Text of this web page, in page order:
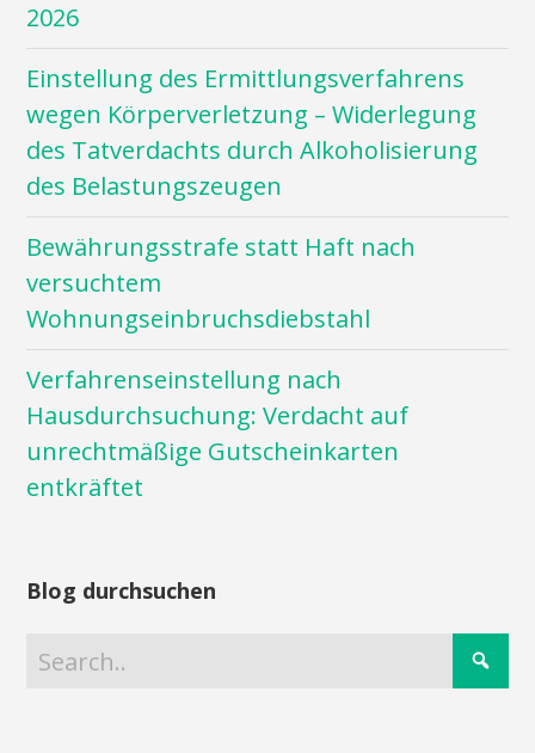
2026
Einstellung des Ermittlungsverfahrens
wegen Körperverletzung – Widerlegung
des Tatverdachts durch Alkoholisierung
des Belastungszeugen
Bewährungsstrafe statt Haft nach
versuchtem
Wohnungseinbruchsdiebstahl
Verfahrenseinstellung nach
Hausdurchsuchung: Verdacht auf
unrechtmäßige Gutscheinkarten
entkräftet
Blog durchsuchen